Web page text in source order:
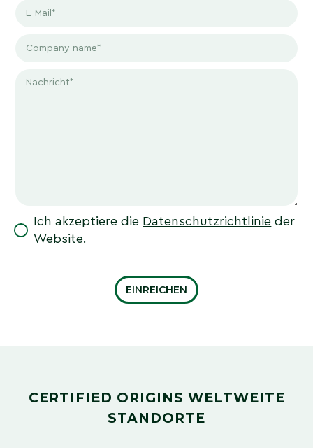
Ich akzeptiere die Datenschutzrichtlinie der
Website.
CERTIFIED ORIGINS WELTWEITE
STANDORTE